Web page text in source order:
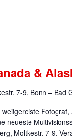
&
7-9, Bonn – Bad
neueste
Moltkestr. 7-9.